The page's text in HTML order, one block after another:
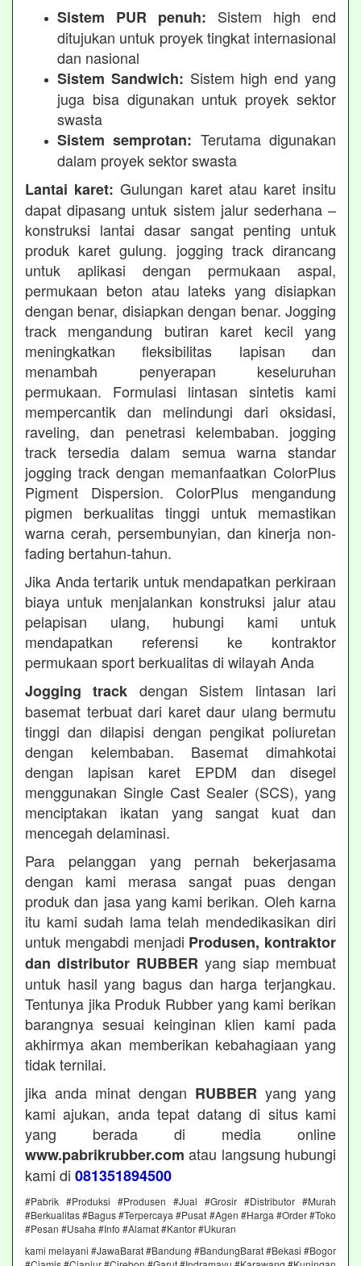
Sistem PUR penuh: Sistem high end
ditujukan untuk proyek tingkat internasional
dan nasional
Sistem Sandwich: Sistem high end yang
juga bisa digunakan untuk proyek sektor
swasta
Sistem semprotan: Terutama digunakan
dalam proyek sektor swasta
Lantai karet: Gulungan karet atau karet insitu
dapat dipasang untuk sistem jalur sederhana –
konstruksi lantai dasar sangat penting untuk
produk karet gulung. jogging track dirancang
untuk aplikasi dengan permukaan aspal,
permukaan beton atau lateks yang disiapkan
dengan benar, disiapkan dengan benar. Jogging
track mengandung butiran karet kecil yang
meningkatkan fleksibilitas lapisan dan
menambah penyerapan keseluruhan
permukaan. Formulasi lintasan sintetis kami
mempercantik dan melindungi dari oksidasi,
raveling, dan penetrasi kelembaban. jogging
track tersedia dalam semua warna standar
jogging track dengan memanfaatkan ColorPlus
Pigment Dispersion. ColorPlus mengandung
pigmen berkualitas tinggi untuk memastikan
warna cerah, persembunyian, dan kinerja non-
fading bertahun-tahun.
Jika Anda tertarik untuk mendapatkan perkiraan
biaya untuk menjalankan konstruksi jalur atau
pelapisan ulang, hubungi kami untuk
mendapatkan referensi ke kontraktor
permukaan sport berkualitas di wilayah Anda
Jogging track dengan Sistem lintasan lari
basemat terbuat dari karet daur ulang bermutu
tinggi dan dilapisi dengan pengikat poliuretan
dengan kelembaban. Basemat dimahkotai
dengan lapisan karet EPDM dan disegel
menggunakan Single Cast Sealer (SCS), yang
menciptakan ikatan yang sangat kuat dan
mencegah delaminasi.
Para pelanggan yang pernah bekerjasama
dengan kami merasa sangat puas dengan
produk dan jasa yang kami berikan. Oleh karna
itu kami sudah lama telah mendedikasikan diri
untuk mengabdi menjadi Produsen, kontraktor
dan distributor RUBBER yang siap membuat
untuk hasil yang bagus dan harga terjangkau.
Tentunya jika Produk Rubber yang kami berikan
barangnya sesuai keinginan klien kami pada
akhirmya akan memberikan kebahagiaan yang
tidak ternilai.
jika anda minat dengan RUBBER yang yang
kami ajukan, anda tepat datang di situs kami
yang berada di media online
www.pabrikrubber.com atau langsung hubungi
kami di 081351894500
#Pabrik #Produksi #Produsen #Jual #Grosir #Distributor #Murah
#Berkualitas #Bagus #Terpercaya #Pusat #Agen #Harga #Order #Toko
#Pesan #Usaha #Info #Alamat #Kantor #Ukuran
kami melayani #JawaBarat #Bandung #BandungBarat #Bekasi #Bogor